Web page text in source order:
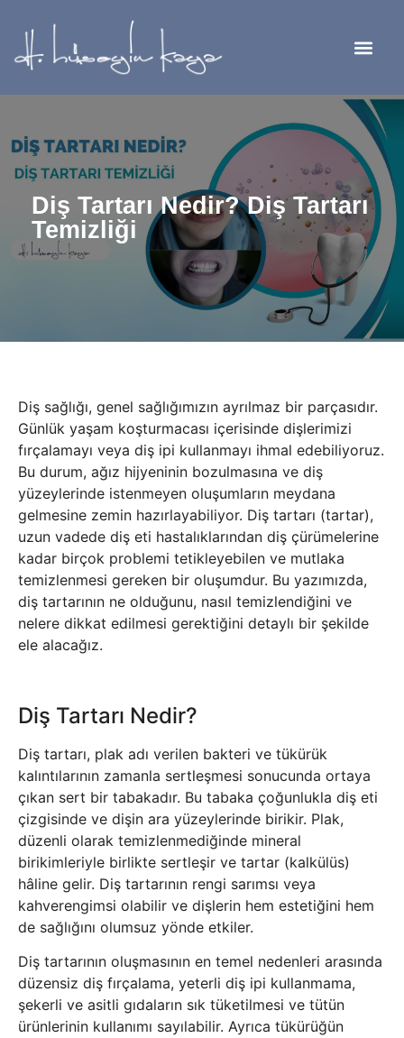
Diş Tartarı Nedir? Diş Tartarı
Temizliği
Diş sağlığı, genel sağlığımızın ayrılmaz bir parçasıdır.
Günlük yaşam koşturmacası içerisinde dişlerimizi
fırçalamayı veya diş ipi kullanmayı ihmal edebiliyoruz.
Bu durum, ağız hijyeninin bozulmasına ve diş
yüzeylerinde istenmeyen oluşumların meydana
gelmesine zemin hazırlayabiliyor. Diş tartarı (tartar),
uzun vadede diş eti hastalıklarından diş çürümelerine
kadar birçok problemi tetikleyebilen ve mutlaka
temizlenmesi gereken bir oluşumdur. Bu yazımızda,
diş tartarının ne olduğunu, nasıl temizlendiğini ve
nelere dikkat edilmesi gerektiğini detaylı bir şekilde
ele alacağız.
Diş Tartarı Nedir?
Diş tartarı, plak adı verilen bakteri ve tükürük
kalıntılarının zamanla sertleşmesi sonucunda ortaya
çıkan sert bir tabakadır. Bu tabaka çoğunlukla diş eti
çizgisinde ve dişin ara yüzeylerinde birikir. Plak,
düzenli olarak temizlenmediğinde mineral
birikimleriyle birlikte sertleşir ve tartar (kalkülüs)
hâline gelir. Diş tartarının rengi sarımsı veya
kahverengimsi olabilir ve dişlerin hem estetiğini hem
de sağlığını olumsuz yönde etkiler.
Diş tartarının oluşmasının en temel nedenleri arasında
düzensiz diş fırçalama, yeterli diş ipi kullanmama,
şekerli ve asitli gıdaların sık tüketilmesi ve tütün
ürünlerinin kullanımı sayılabilir. Ayrıca tükürüğün